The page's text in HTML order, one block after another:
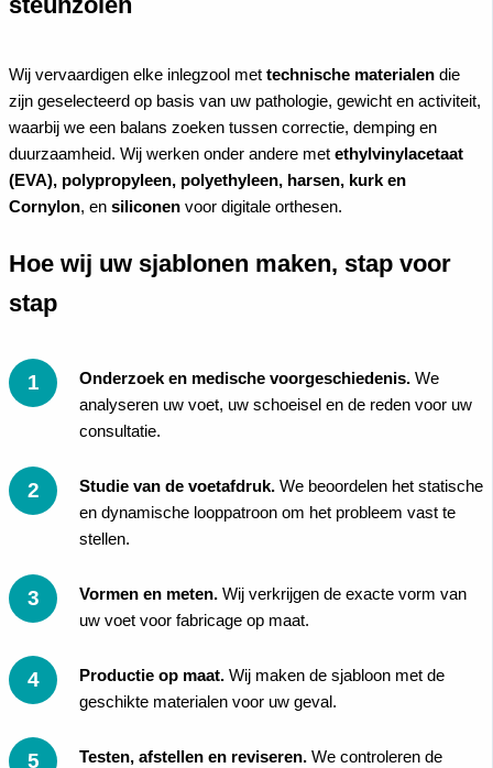
Wij vervaardigen elke inlegzool met technische materialen die
zijn geselecteerd op basis van uw pathologie, gewicht en activiteit,
waarbij we een balans zoeken tussen correctie, demping en
duurzaamheid. Wij werken onder andere met ethylvinylacetaat
(EVA), polypropyleen, polyethyleen, harsen, kurk en
Cornylon, en siliconen voor digitale orthesen.
Hoe wij uw sjablonen maken, stap voor
stap
Onderzoek en medische voorgeschiedenis. We
analyseren uw voet, uw schoeisel en de reden voor uw
consultatie.
Studie van de voetafdruk. We beoordelen het statische
en dynamische looppatroon om het probleem vast te
stellen.
Vormen en meten. Wij verkrijgen de exacte vorm van
uw voet voor fabricage op maat.
Productie op maat. Wij maken de sjabloon met de
geschikte materialen voor uw geval.
Testen, afstellen en reviseren. We controleren de